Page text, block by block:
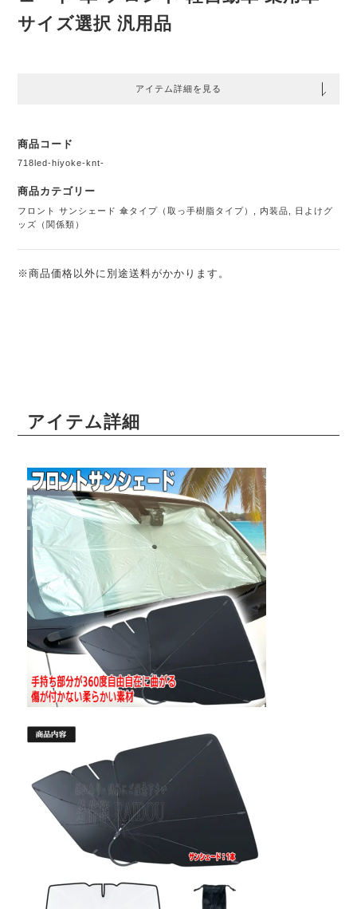
サイズ選択 汎用品
アイテム詳細を見る
商品コード
718led-hiyoke-knt-
商品カテゴリー
フロント サンシェード 傘タイプ（取っ手樹脂タイプ） 内装品
日よけグ
ッズ（関係類）
※商品価格以外に別途送料がかかります。
アイテム詳細